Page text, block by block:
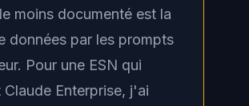
moins documenté est la
données par les prompts
Pour une ESN qui
Claude Enterprise, j'ai